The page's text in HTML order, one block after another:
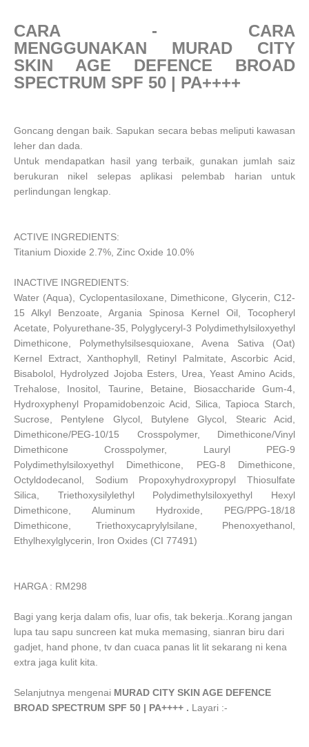
CARA - CARA
MENGGUNAKAN MURAD CITY
SKIN AGE DEFENCE BROAD
SPECTRUM SPF 50 | PA++++
Goncang dengan baik. Sapukan secara bebas meliputi kawasan
leher dan dada.
Untuk mendapatkan hasil yang terbaik, gunakan jumlah saiz
berukuran nikel selepas aplikasi pelembab harian untuk
perlindungan lengkap.
ACTIVE INGREDIENTS:
Titanium Dioxide 2.7%, Zinc Oxide 10.0%
INACTIVE INGREDIENTS:
Water (Aqua), Cyclopentasiloxane, Dimethicone, Glycerin, C12-
15 Alkyl Benzoate, Argania Spinosa Kernel Oil, Tocopheryl
Acetate, Polyurethane-35, Polyglyceryl-3 Polydimethylsiloxyethyl
Dimethicone, Polymethylsilsesquioxane, Avena Sativa (Oat)
Kernel Extract, Xanthophyll, Retinyl Palmitate, Ascorbic Acid,
Bisabolol, Hydrolyzed Jojoba Esters, Urea, Yeast Amino Acids,
Trehalose, Inositol, Taurine, Betaine, Biosaccharide Gum-4,
Hydroxyphenyl Propamidobenzoic Acid, Silica, Tapioca Starch,
Sucrose, Pentylene Glycol, Butylene Glycol, Stearic Acid,
Dimethicone/PEG-10/15 Crosspolymer, Dimethicone/Vinyl
Dimethicone Crosspolymer, Lauryl PEG-9
Polydimethylsiloxyethyl Dimethicone, PEG-8 Dimethicone,
Octyldodecanol, Sodium Propoxyhydroxypropyl Thiosulfate
Silica, Triethoxysilylethyl Polydimethylsiloxyethyl Hexyl
Dimethicone, Aluminum Hydroxide, PEG/PPG-18/18
Dimethicone, Triethoxycaprylylsilane, Phenoxyethanol,
Ethylhexylglycerin, Iron Oxides (CI 77491)
HARGA : RM298
Bagi yang kerja dalam ofis, luar ofis, tak bekerja..Korang jangan
lupa tau sapu suncreen kat muka memasing, sianran biru dari
gadjet, hand phone, tv dan cuaca panas lit lit sekarang ni kena
extra jaga kulit kita.
Selanjutnya mengenai MURAD CITY SKIN AGE DEFENCE
BROAD SPECTRUM SPF 50 | PA++++ . Layari :-